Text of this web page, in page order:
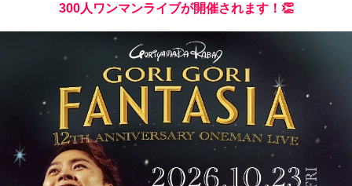
300人ワンマンライブが開催されます！👏